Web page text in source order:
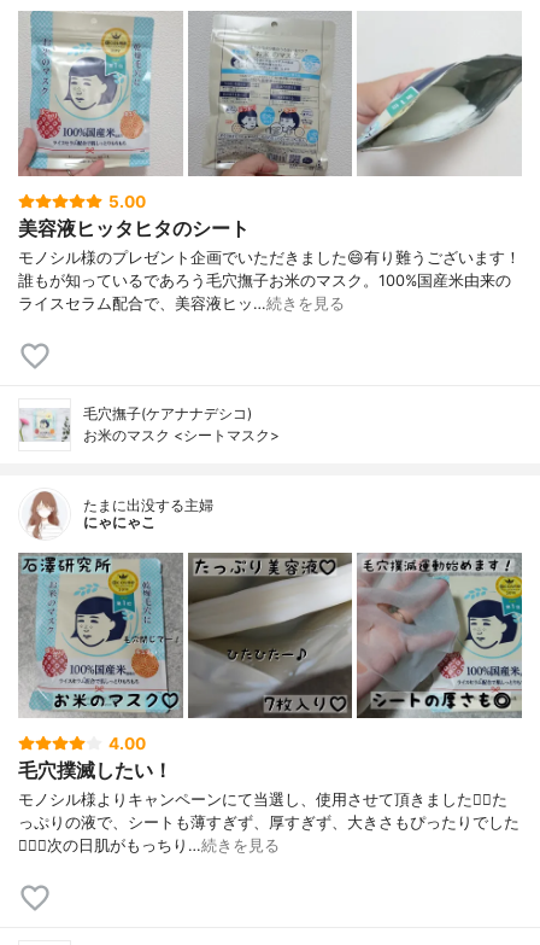
5.00
美容液ヒッタヒタのシート
モノシル様のプレゼント企画でいただきました😄有り難うございます！
誰もが知っているであろう毛穴撫子お米のマスク。100%国産米由来の
ライスセラム配合で、美容液ヒッ…続きを見る
毛穴撫子(ケアナナデシコ)
お米のマスク <シートマスク>
たまに出没する主婦
にゃにゃこ
4.00
毛穴撲滅したい！
モノシル様よりキャンペーンにて当選し、使用させて頂きました🙇‍♀️た
っぷりの液で、シートも薄すぎず、厚すぎず、大きさもぴったりでした
🙆🏻‍♀️次の日肌がもっちり…続きを見る